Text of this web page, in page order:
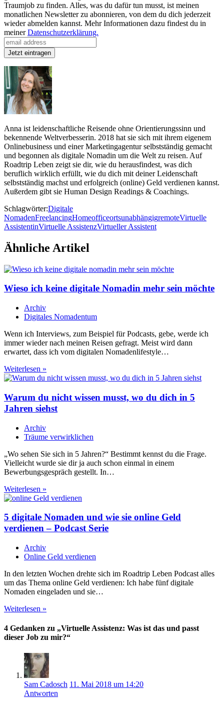
Traumjob zu finden. Alles, was du dafür tun musst, ist meinen
monatlichen Newsletter zu abonnieren, von dem du dich jederzeit
wieder abmelden kannst. Mehr Informationen dazu findest du in
meinerDatenschutzerklärung.
Anna ist leidenschaftliche Reisende ohne Orientierungssinn und
bekennende Weltverbesserin. 2018 hat sie sich mit ihrem eigenem
Onlinebusiness und einer Marketingagentur selbstständig gemacht
und begonnen als digitale Nomadin um die Welt zu reisen. Auf
Roadtrip Leben zeigt sie dir, wie du herausfindest, was dich
beruflich wirklich erfüllt, wie du dich mit deiner Leidenschaft
selbstständig machst und erfolgreich (online) Geld verdienen kannst.
Außerdem gibt sie Human Design Readings & Coachings.
Schlagwörter:Digitale
NomadenFreelancingHomeofficeortsunabhängigremoteVirtuelle
AssistentinVirtuelle AssistenzVirtueller Assistent
Ähnliche Artikel
Wieso ich keine digitale Nomadin mehr sein möchte
Archiv
Digitales Nomadentum
Wenn ich Interviews, zum Beispiel für Podcasts, gebe, werde ich
immer wieder nach meinen Reisen gefragt. Meist wird dann
erwartet, dass ich vom digitalen Nomadenlifestyle…
Weiterlesen »
ich
digitale
Nomadin
mehr
Warum du nicht wissen musst, wo du dich in 5
Jahren siehst
Archiv
Träume verwirklichen
„Wo sehen Sie sich in 5 Jahren?“ Bestimmt kennst du die Frage.
Vielleicht wurde sie dir ja auch schon einmal in einem
Bewerbungsgespräch gestellt. In…
Weiterlesen »
du
wissen
musst,
wo
in
5
Jahren
siehst
5 digitale Nomaden und wie sie online Geld
verdienen – Podcast Serie
Archiv
Online Geld verdienen
In den letzten Wochen drehte sich im Roadtrip Leben Podcast alles
um das Thema online Geld verdienen: Ich habe fünf digitale
Nomaden eingeladen und sie…
Weiterlesen »
Nomaden
und
sie
online
Geld
verdienen
–
Podcast
4 Gedanken zu „Virtuelle Assistenz: Was ist das und passt
dieser Job zu mir?“
Sam Cadosch 11. Mai 2018 um 14:20
Antworten